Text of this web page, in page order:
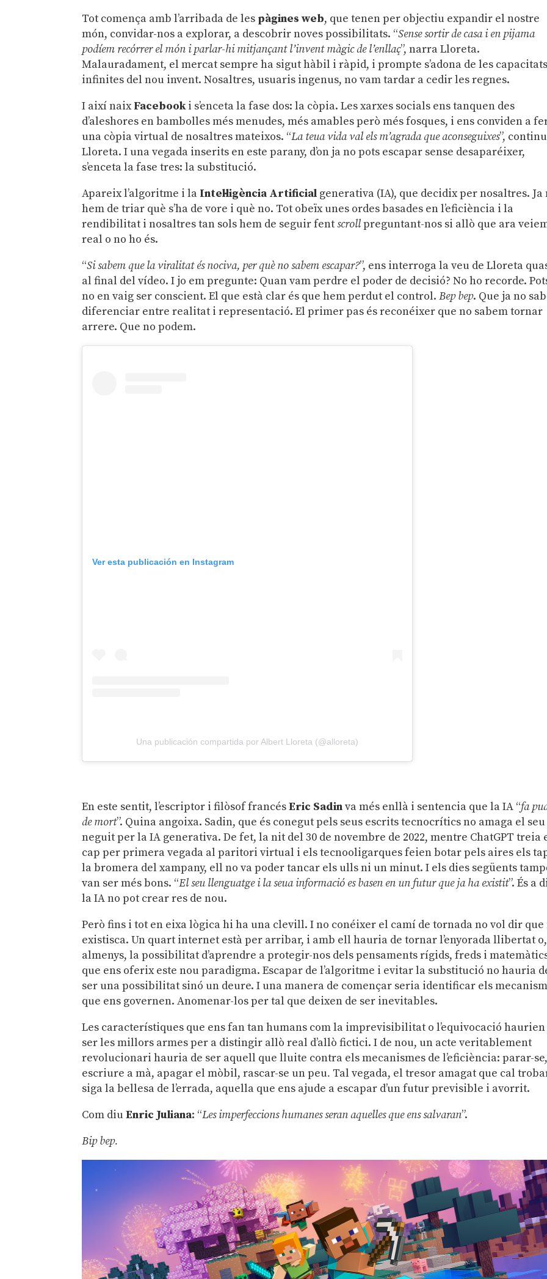
Tot comença amb l’arribada de les pàgines web, que tenen per objectiu expandir el nostre
món, convidar-nos a explorar, a descobrir noves possibilitats. “Sense sortir de casa i en pijama
podíem recórrer el món i parlar-hi mitjançant l’invent màgic de l’enllaç”, narra Lloreta.
Malauradament, el mercat sempre ha sigut hàbil i ràpid, i prompte s’adona de les capacitats
infinites del nou invent. Nosaltres, usuaris ingenus, no vam tardar a cedir les regnes.
I així naixFacebooki s’enceta la fase dos: la còpia. Les xarxes socials ens tanquen des
d’aleshores en bambolles més menudes, més amables però més fosques, i ens conviden a
una còpia virtual de nosaltres mateixos. “La teua vida val els m’agrada que aconseguixes”,
Lloreta. I una vegada inserits en este parany, d’on ja no pots escapar sense desaparéixer,
s’enceta la fase tres: la substitució.
Apareix l’algoritme i la Intel·ligència Artificial generativa (IA), que decidix per nosaltres. Ja
hem de triar què s’ha de vore i què no. Tot obeïx unes ordes basades en l’eficiència i la
rendibilitat i nosaltres tan sols hem de seguir fentscrollpreguntant-nos si allò que ara
real o no ho és.
“Si sabem que la viralitat és nociva, per què no sabem escapar?”, ens interroga la veu de Lloreta
al final del vídeo. I jo em pregunte: Quan vam perdre el poder de decisió? No ho recorde.
no en vaig ser conscient. El que està clar és que hem perdut el control. Bep bep. Que ja no
diferenciar entre realitat i representació. El primer pas és reconéixer que no sabem tornar
arrere. Que no podem.
Ver esta publicación en Instagram
Una publicación compartida por Albert Lloreta (@alloreta)
En este sentit, l’escriptor i filòsof francésEric Sadinva més enllà i sentencia que la IA “fa
de mort”. Quina angoixa. Sadin, que és conegut pels seus escrits tecnocrítics no amaga el seu
neguit per la IA generativa. De fet, la nit del 30 de novembre de 2022, mentre ChatGPT treia
cap per primera vegada al paritori virtual i els tecnooligarques feien botar pels aires els
la bromera del xampany, ell no va poder tancar els ulls ni un minut. I els dies següents
van ser més bons. “El seu llenguatge i la seua informació es basen en un futur que ja ha existit”. És a
la IA no pot crear res de nou.
Però fins i tot en eixa lògica hi ha una clevill. I no conéixer el camí de tornada no vol dir que
existisca. Un quart internet està per arribar, i amb ell hauria de tornar l’enyorada llibertat o,
almenys, la possibilitat d’aprendre a protegir-nos dels pensaments rígids, freds i
que ens oferix este nou paradigma. Escapar de l’algoritme i evitar la substitució no hauria
ser una possibilitat sinó un deure. I una manera de començar seria identificar els
que ens governen. Anomenar-los per tal que deixen de ser inevitables.
Les característiques que ens fan tan humans com la imprevisibilitat o l’equivocació haurien
ser les millors armes per a distingir allò real d’allò fictici. I de nou, un acte veritablement
revolucionari hauria de ser aquell que lluite contra els mecanismes de l’eficiència: parar-se,
escriure a mà, apagar el mòbil, rascar-se un peu. Tal vegada, el tresor amagat que cal
siga la bellesa de l’errada, aquella que ens ajude a escapar d’un futur previsible i avorrit.
Com diuEnric Juliana: “Les imperfeccions humanes seran aquelles que ens salvaran”.
Bip bep.